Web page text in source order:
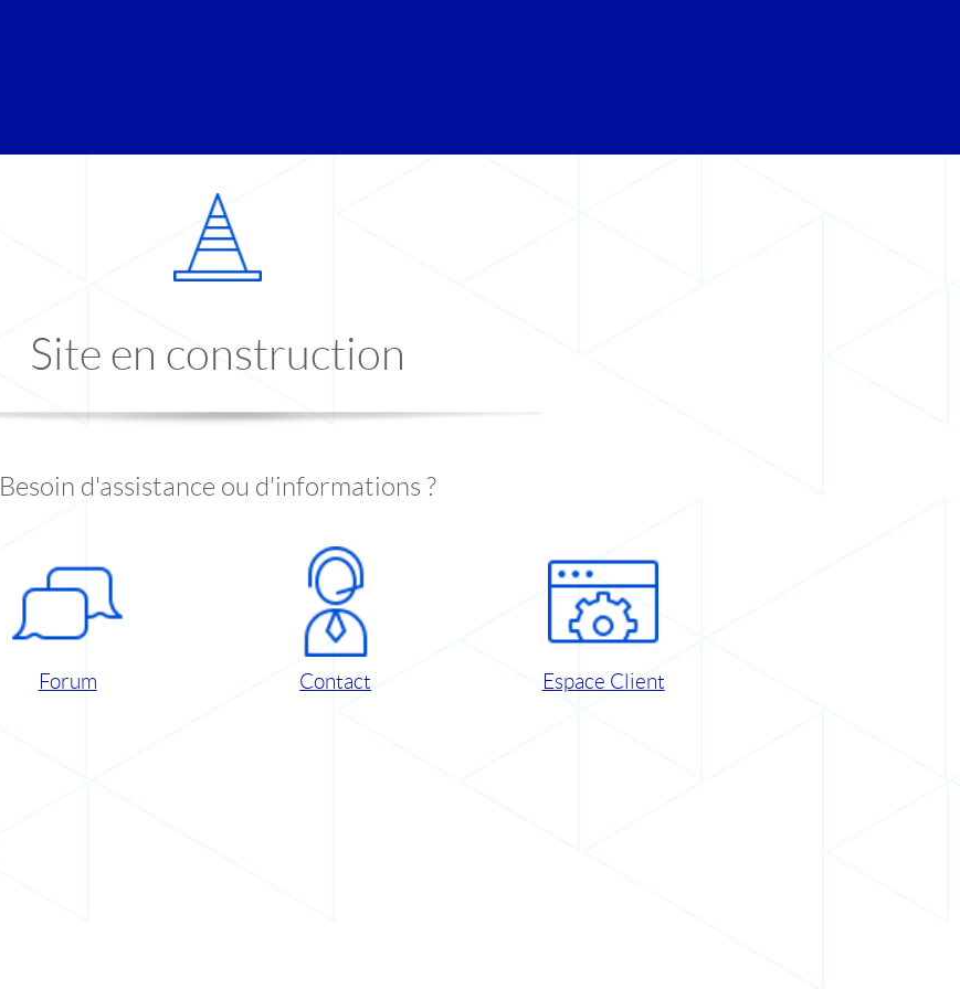
Site en construction
Besoin d'assistance ou d'informations ?
Forum Contact Espace Client